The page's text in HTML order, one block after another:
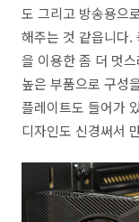
도 그리고 방송용으
해주는 것 같읍니
을 이용한 좀 더 멋
높은 부품으로 구성
플레이트도 들어가
디자인도 신경써서